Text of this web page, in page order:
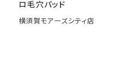
ロ毛穴パッド
横須賀モアーズシティ店